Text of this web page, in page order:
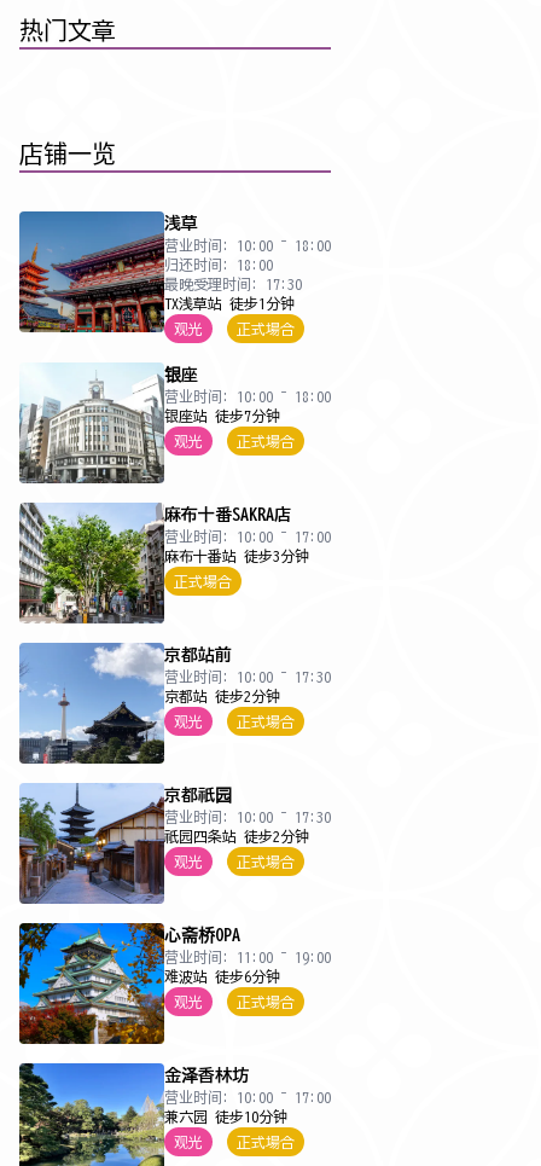
热门文章
店铺一览
浅草
营业时间: 10:00 ~ 18:00
归还时间: 18:00
最晚受理时间: 17:30
TX浅草站 徒步1分钟
观光
正式場合
银座
营业时间: 10:00 ~ 18:00
银座站 徒步7分钟
观光
正式場合
麻布十番SAKRA店
营业时间: 10:00 ~ 17:00
麻布十番站 徒步3分钟
正式場合
京都站前
营业时间: 10:00 ~ 17:30
京都站 徒步2分钟
观光
正式場合
京都祇园
营业时间: 10:00 ~ 17:30
祇园四条站 徒步2分钟
观光
正式場合
心斋桥OPA
营业时间: 11:00 ~ 19:00
难波站 徒步6分钟
观光
正式場合
金泽香林坊
营业时间: 10:00 ~ 17:00
兼六园 徒步10分钟
观光
正式場合